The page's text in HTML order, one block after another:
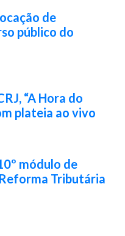
de
público do
“A Hora do
plateia ao vivo
módulo de
Tributária